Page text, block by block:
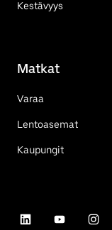
Kestävyys
Matkat
Varaa
Lentoasemat
Kaupungit